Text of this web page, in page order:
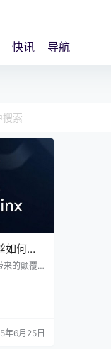
快讯 导航
如何通
来的颠覆
融资效率
让粉丝成
虚拟偶像D
年6月25日